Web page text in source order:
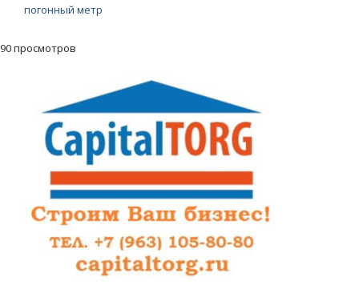
погонный метр
90 просмотров